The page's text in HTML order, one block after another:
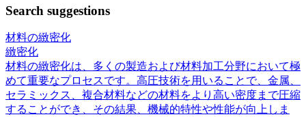
Search suggestions
材料の緻密化
緻密化
材料の緻密化は、多くの製造および材料加工分野において極
めて重要なプロセスです。高圧技術を用いることで、金属、
セラミックス、複合材料などの材料をより高い密度まで圧縮
することができ、その結果、機械的特性や性能が向上しま